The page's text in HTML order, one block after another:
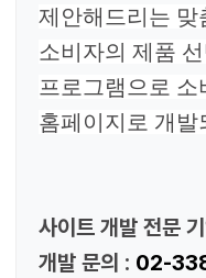
제안해드리는 맞
소비자의 제품
프로그램으로
홈페이지로 개발
사이트 개발 전문
개발 문의 : 02-